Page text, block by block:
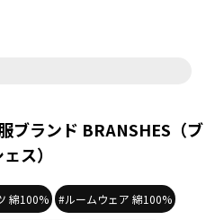
ブランド BRANSHES（ブ
ス）
綿100% #ルームウェア 綿100%